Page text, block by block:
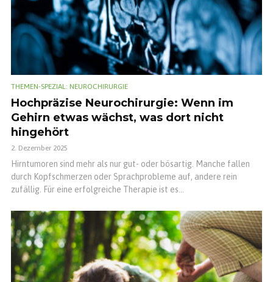
THEMEN-SPEZIAL: NEUROCHIRURGIE
Hochpräzise Neurochirurgie: Wenn im
Gehirn etwas wächst, was dort nicht
hingehört
2. Dezember 2025
Hirntumoren sind mehr als nur gut- oder bösartig. Manche fallen
durch Kopfschmerzen oder Sprachprobleme auf, andere rein
zufällig. Für eine erfolgreiche Therapie ist es...